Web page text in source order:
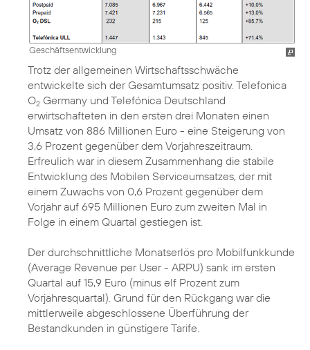
Geschäftsentwicklung
Trotz der allgemeinen Wirtschaftsschwäche
entwickelte sich der Gesamtumsatz positiv. Telefonica
O2 Germany und Telefónica Deutschland
erwirtschafteten in den ersten drei Monaten einen
Umsatz von 886 Millionen Euro - eine Steigerung von
3,6 Prozent gegenüber dem Vorjahreszeitraum.
Erfreulich war in diesem Zusammenhang die stabile
Entwicklung des Mobilen Serviceumsatzes, der mit
einem Zuwachs von 0,6 Prozent gegenüber dem
Vorjahr auf 695 Millionen Euro zum zweiten Mal in
Folge in einem Quartal gestiegen ist.
Der durchschnittliche Monatserlös pro Mobilfunkkunde
(Average Revenue per User - ARPU) sank im ersten
Quartal auf 15,9 Euro (minus elf Prozent zum
Vorjahresquartal). Grund für den Rückgang war die
mittlerweile abgeschlossene Überführung der
Bestandkunden in günstigere Tarife.